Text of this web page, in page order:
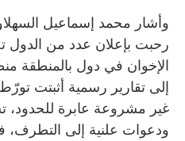
وأشار محمد إسماعيل
رحبت بإعلان عدد من الدول
الإخوان في دول بالمنطقة
إلى تقارير رسمية أثبتت
غير مشروعة عابرة للحدود،
ودعوات علنية إلى التطرف،